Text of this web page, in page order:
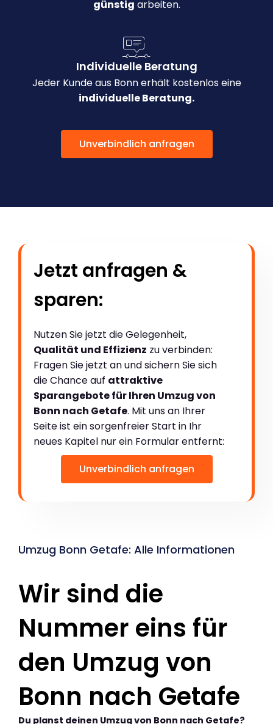
günstig arbeiten.
Individuelle Beratung
Jeder Kunde aus Bonn erhält kostenlos eine
individuelle Beratung.
Unverbindlich anfragen
Jetzt anfragen &
sparen:
Nutzen Sie jetzt die Gelegenheit,
Qualität und Effizienz zu verbinden:
Fragen Sie jetzt an und sichern Sie sich
die Chance auf attraktive
Sparangebote für Ihren Umzug von
Bonn nach Getafe. Mit uns an Ihrer
Seite ist ein sorgenfreier Start in Ihr
neues Kapitel nur ein Formular entfernt:
Unverbindlich anfragen
Umzug Bonn Getafe: Alle Informationen
Wir sind die
Nummer eins für
den Umzug von
Bonn nach Getafe
Du planst deinen Umzug von Bonn nach Getafe?